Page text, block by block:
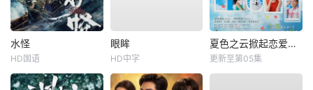
水怪
HD国语
眼眸
HD中字
夏色之云掀起恋爱与风暴
更新至第05集